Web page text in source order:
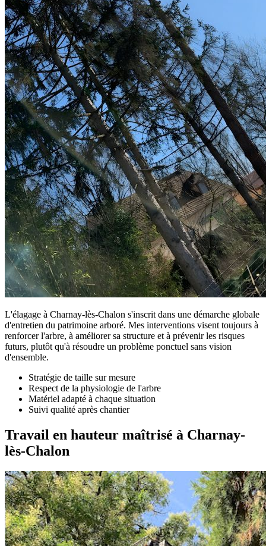
L'élagage à Charnay-lès-Chalon s'inscrit dans une démarche globale
d'entretien du patrimoine arboré. Mes interventions visent toujours à
renforcer l'arbre, à améliorer sa structure et à prévenir les risques
futurs, plutôt qu'à résoudre un problème ponctuel sans vision
d'ensemble.
Stratégie de taille sur mesure
Respect de la physiologie de l'arbre
Matériel adapté à chaque situation
Suivi qualité après chantier
Travail en hauteur maîtrisé à Charnay-
lès-Chalon